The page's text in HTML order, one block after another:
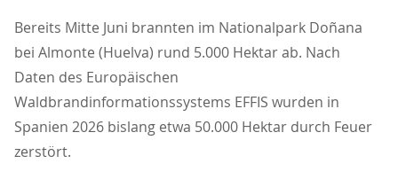
Bereits Mitte Juni brannten im Nationalpark Doñana
bei Almonte (Huelva) rund 5.000 Hektar ab. Nach
Daten des Europäischen
Waldbrandinformationssystems EFFIS wurden in
Spanien 2026 bislang etwa 50.000 Hektar durch Feuer
zerstört.